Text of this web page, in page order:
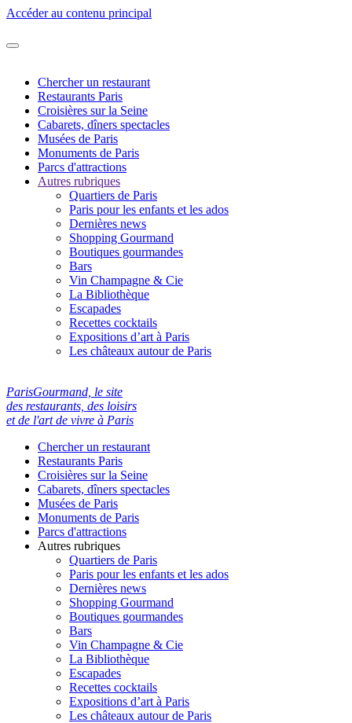
Accéder au contenu principal
Chercher un restaurant
Restaurants Paris
Croisières sur la Seine
Cabarets, dîners spectacles
Musées de Paris
Monuments de Paris
Parcs d'attractions
Autres rubriques
Quartiers de Paris
Paris pour les enfants et les ados
Dernières news
Shopping Gourmand
Boutiques gourmandes
Bars
Vin Champagne & Cie
La Bibliothèque
Escapades
Recettes cocktails
Expositions d’art à Paris
Les châteaux autour de Paris
ParisGourmand, le site
des restaurants, des loisirs
et de l'art de vivre à Paris
Chercher un restaurant
Restaurants Paris
Croisières sur la Seine
Cabarets, dîners spectacles
Musées de Paris
Monuments de Paris
Parcs d'attractions
Autres rubriques
Quartiers de Paris
Paris pour les enfants et les ados
Dernières news
Shopping Gourmand
Boutiques gourmandes
Bars
Vin Champagne & Cie
La Bibliothèque
Escapades
Recettes cocktails
Expositions d’art à Paris
Les châteaux autour de Paris